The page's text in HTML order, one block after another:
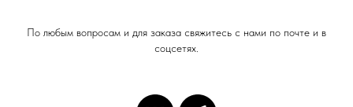
По любым вопросам и для заказа свяжитесь с нами по почте и в
соцсетях.